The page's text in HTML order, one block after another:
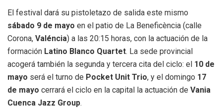
El festival dará su pistoletazo de salida este mismo
sábado 9 de mayo en el patio de La Beneficència (calle
Corona, Valéncia) a las 20:15 horas, con la actuación de la
formación Latino Blanco Quartet. La sede provincial
acogerá también la segunda y tercera cita del ciclo: el 10 de
mayo será el turno de Pocket Unit Trio, y el domingo 17
de mayo cerrará el ciclo en la capital la actuación de Vania
Cuenca Jazz Group.